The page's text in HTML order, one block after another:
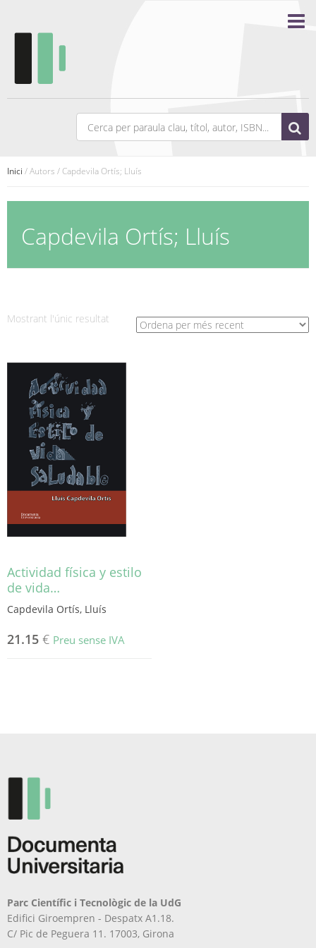
Inici / Autors / Capdevila Ortís; Lluís
Capdevila Ortís; Lluís
Mostrant l'únic resultat
Actividad física y estilo
de vida…
Capdevila Ortís, Lluís
21.15 € Preu sense IVA
Parc Científic i Tecnològic de la UdG
Edifici Giroempren - Despatx A1.18.
C/ Pic de Peguera 11. 17003, Girona